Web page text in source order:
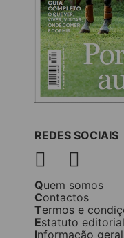
REDES SOCIAIS
Quem somos
Contactos
Termos e
Estatuto editorial
Informação geral